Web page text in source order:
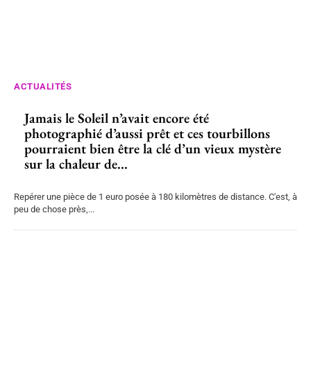
ACTUALITÉS
Jamais le Soleil n’avait encore été
photographié d’aussi prêt et ces tourbillons
pourraient bien être la clé d’un vieux mystère
sur la chaleur de...
Repérer une pièce de 1 euro posée à 180 kilomètres de distance. C'est, à
peu de chose près,...